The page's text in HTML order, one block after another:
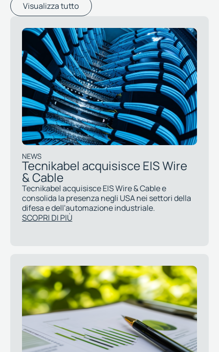
Visualizza tutto
NEWS
Tecnikabel acquisisce EIS Wire
& Cable
Tecnikabel acquisisce EIS Wire & Cable e
consolida la presenza negli USA nei settori della
difesa e dell'automazione industriale.
SCOPRI DI PIÙ